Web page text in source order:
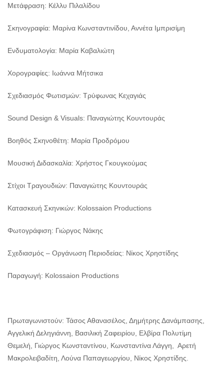
Μετάφραση: Κέλλυ Πιλαλίδου
Σκηνογραφία: Μαρίνα Κωνσταντινίδου, Αννέτα Ιμπρισίμη
Ενδυματολογία: Μαρία Καβαλιώτη
Χορογραφίες: Ιωάννα Μήτσικα
Σχεδιασμός Φωτισμών: Τρύφωνας Κεχαγιάς
Sound Design & Visuals: Παναγιώτης Κουντουράς
Βοηθός Σκηνοθέτη: Μαρία Προδρόμου
Μουσική Διδασκαλία: Χρήστος Γκουγκούμας
Στίχοι Τραγουδιών: Παναγιώτης Κουντουράς
Κατασκευή Σκηνικών: Kolossaion Productions
Φωτογράφιση: Γιώργος Νάκης
Σχεδιασμός – Οργάνωση Περιοδείας: Νίκος Χρηστίδης
Παραγωγή: Kolossaion Productions
Πρωταγωνιστούν: Τάσος Αθανασέλος, Δημήτρης Δανάμπασης,
Αγγελική Δεληγιάννη, Βασιλική Ζαφειρίου, Ελβίρα Πολυτίμη
Θεμελή, Γιώργος Κωνσταντίνου, Κωνσταντίνα Λάγγη, Αρετή
Μακρολειβαδίτη, Λούνα Παπαγεωργίου, Νίκος Χρηστίδης.